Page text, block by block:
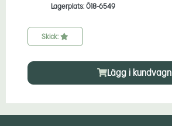
Lagerplats: Ö18-6549
Skick:
Lägg i kundvagn